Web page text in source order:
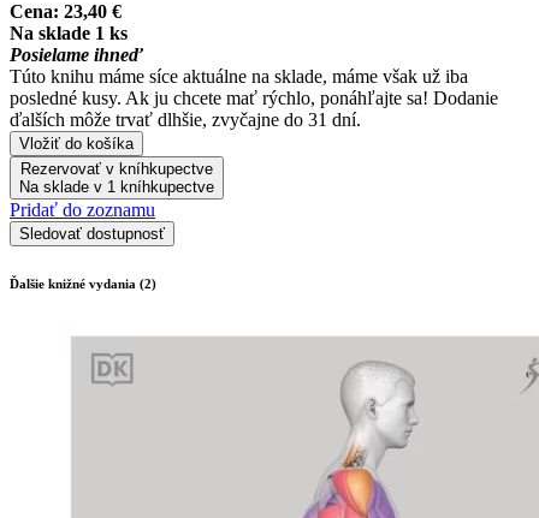
Cena: 23,40 €
Na sklade 1 ks
Posielame ihneď
Túto knihu máme síce aktuálne na sklade, máme však už iba
posledné kusy. Ak ju chcete mať rýchlo, ponáhľajte sa! Dodanie
ďalších môže trvať dlhšie, zvyčajne do 31 dní.
Vložiť do košíka
Rezervovať v kníhkupectve
Na sklade v 1 kníhkupectve
Pridať do zoznamu
Sledovať dostupnosť
Ďalšie knižné vydania (2)